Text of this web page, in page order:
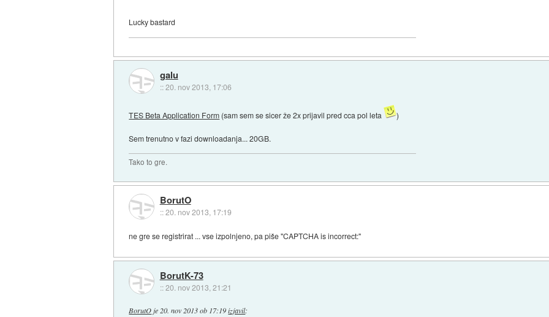
Lucky bastard
galu
::20. nov 2013, 17:06
TES Beta Application Form (sam sem se sicer že 2x prijavil pred cca pol leta )
Sem trenutno v fazi downloadanja... 20GB.
Tako to gre.
BorutO
::20. nov 2013, 17:19
ne gre se registrirat ... vse izpolnjeno, pa piše "CAPTCHA is incorrect:"
BorutK-73
::20. nov 2013, 21:21
BorutOje20. nov 2013 ob 17:19 izjavil: